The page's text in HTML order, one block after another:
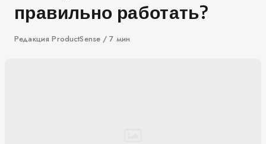
правильно работать?
Автор
Редакция ProductSense 7 мин